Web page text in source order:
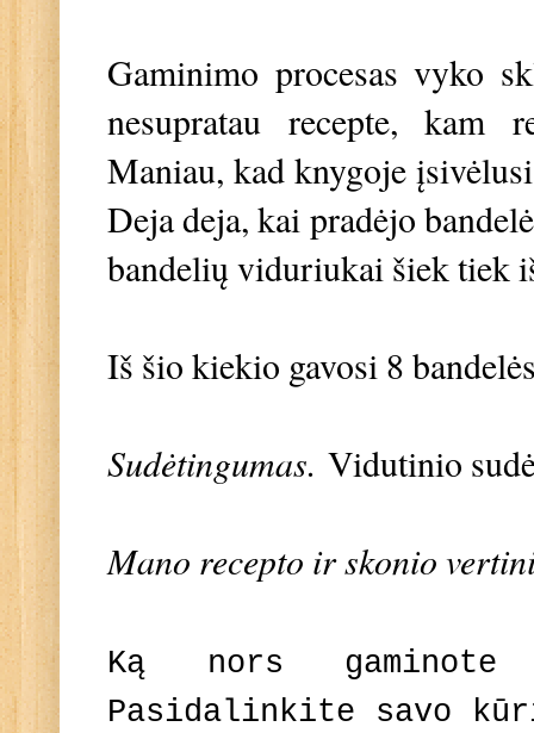
Gaminimo procesas vyko
nesupratau recepte, kam
Maniau, kad knygoje
Deja deja, kai pradėjo
bandelių viduriukai šiek tiek
Iš šio kiekio gavosi 8
Sudėtingumas. Vidutinio
Mano recepto ir skonio
Ką nors
Pasidalinkite savo